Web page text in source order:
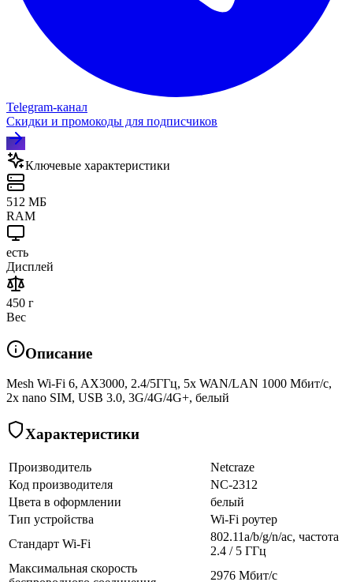
Telegram‑канал
Скидки и промокоды для подписчиков
Ключевые характеристики
512 МБ
RAM
есть
Дисплей
450 г
Вес
Описание
Mesh Wi-Fi 6, AX3000, 2.4/5ГГц, 5x WAN/LAN 1000 Мбит/с,
2x nano SIM, USB 3.0, 3G/4G/4G+, белый
Характеристики
Производитель
Netcraze
Код производителя
NC-2312
Цвета в оформлении
белый
Тип устройства
Wi-Fi роутер
Стандарт Wi-Fi
802.11a/b/g/n/ac, частота
2.4 / 5 ГГц
Максимальная скорость
2976 Мбит/с